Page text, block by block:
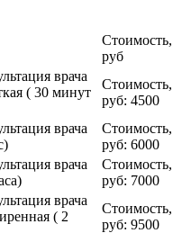
Стоимость,
руб
врача
( 30 минут
Стоимость,
руб: 4500
врача
Стоимость,
руб: 6000
врача
Стоимость,
руб: 7000
врача
( 2
Стоимость,
руб: 9500